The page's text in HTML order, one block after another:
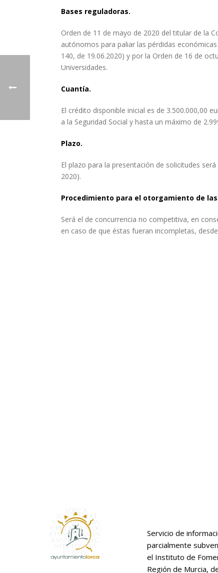
Bases reguladoras.
Orden de 11 de mayo de 2020 del titular de la
autónomos para paliar las pérdidas
140, de 19.06.2020) y por la Orden de 16 de
Universidades.
Cuantía.
El crédito disponible inicial es de 3.500.000,00
a la Seguridad Social y hasta un máximo de
Plazo.
El plazo para la presentación de solicitudes
2020).
Procedimiento para el otorgamiento de
Será el de concurrencia no competitiva, en
en caso de que éstas fueran incompletas,
Servicio de
parcialmente
el Instituto de
Región de Murcia,